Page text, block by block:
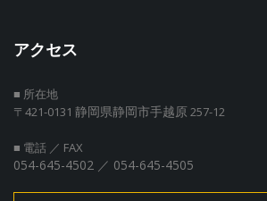
アクセス
■ 所在地
〒421-0131 静岡県静岡市手越原 257-12
■ 電話 ／ FAX
054-645-4502 ／ 054-645-4505